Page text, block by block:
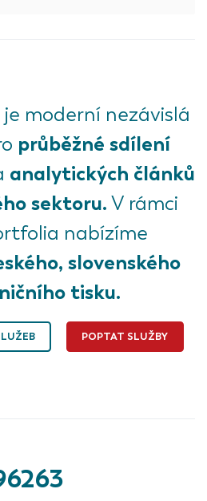
moderní nezávislá
průběžné sdílení
analytických článků
sektoru. V rámci
nabízíme
slovenského
tisku.
POPTAT SLUŽBY